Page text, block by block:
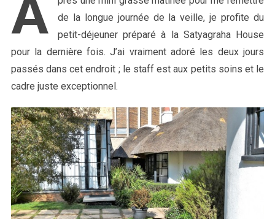
A
de la longue journée de la veille, je profite du
petit-déjeuner préparé à la Satyagraha House
pour la dernière fois. J’ai vraiment adoré les deux jours
passés dans cet endroit ; le staff est aux petits soins et le
cadre juste exceptionnel.